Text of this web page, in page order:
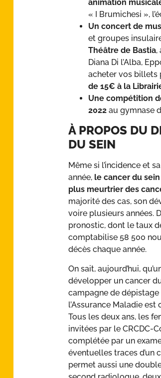
animation
« I Brumichesi »,
Un concert de
et groupes
Théâtre de Bastia,
Diana Di l’Alba,
acheter vos billets
de 15€ à la
Une compétition
2022 au gymnase
À PROPOS DU
DU SEIN
Même si l’incidence et
année, le cancer du
plus meurtrier des
majorité des cas, son
voire plusieurs années.
pronostic, dont le taux
comptabilise 58 500
décès chaque année.
On sait, aujourd’hui,
développer un cancer
campagne de dépistage
l’Assurance Maladie est
Tous les deux ans, les
invitées par le CRCDC-
complétée par un
éventuelles traces d’un
permet aussi une